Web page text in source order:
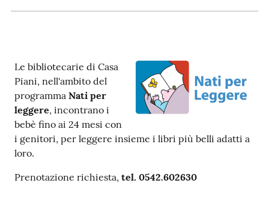
Casa
Piani
Le bibliotecarie di Casa
Piani, nell'ambito del
programma Nati per
leggere, incontrano i
bebè fino ai 24 mesi con
i genitori, per leggere insieme i libri più belli adatti a
loro.
Prenotazione richiesta, tel. 0542.602630